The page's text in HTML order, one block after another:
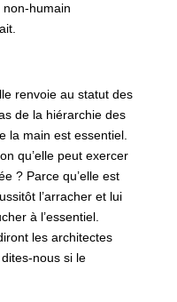
humain
renvoie au statut des
de la hiérarchie des
la main est essentiel.
qu’elle peut exercer
? Parce qu’elle est
l’arracher et lui
à l’essentiel.
les architectes
nous si le